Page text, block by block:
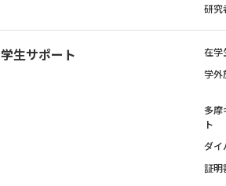
研究
学生サポート 在学
学外
多摩
ト
ダイ
証明